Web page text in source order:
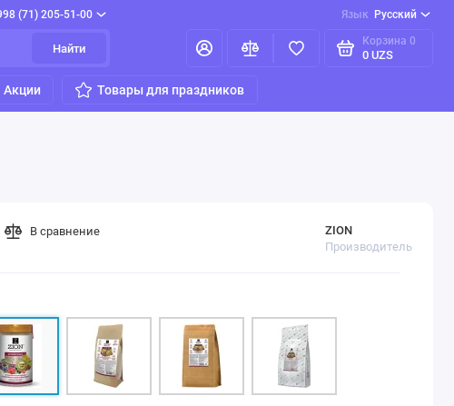
(71) 205-51-00 Язык Русский
Найти
Корзина 0
0 UZS
Акции Товары для праздников
ZION
Производитель
В сравнение